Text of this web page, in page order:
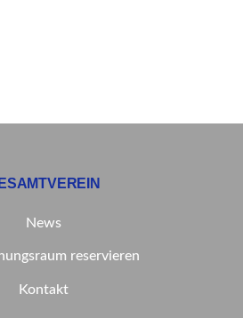
News
reservieren
Kontakt